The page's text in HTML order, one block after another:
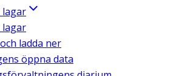
lagar
lagar
ladda ner
öppna data